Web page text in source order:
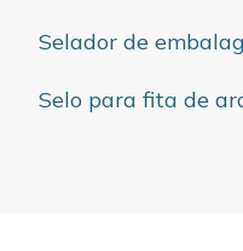
Selador de
Selo para fita de